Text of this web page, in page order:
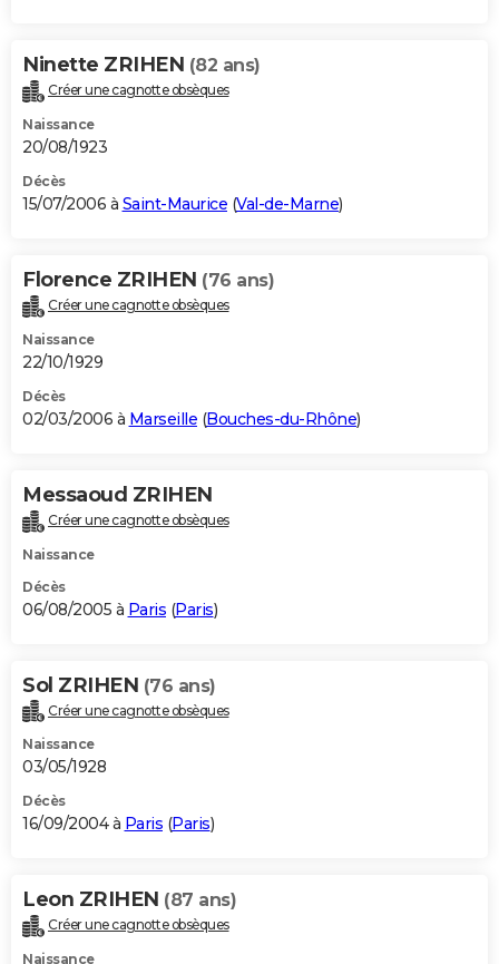
Ninette ZRIHEN (82 ans)
Créer une cagnotte obsèques
Naissance
20/08/1923
Décès
15/07/2006 à Saint-Maurice (Val-de-Marne)
Florence ZRIHEN (76 ans)
Créer une cagnotte obsèques
Naissance
22/10/1929
Décès
02/03/2006 à Marseille (Bouches-du-Rhône)
Messaoud ZRIHEN
Créer une cagnotte obsèques
Naissance
Décès
06/08/2005 à Paris (Paris)
Sol ZRIHEN (76 ans)
Créer une cagnotte obsèques
Naissance
03/05/1928
Décès
16/09/2004 à Paris (Paris)
Leon ZRIHEN (87 ans)
Créer une cagnotte obsèques
Naissance